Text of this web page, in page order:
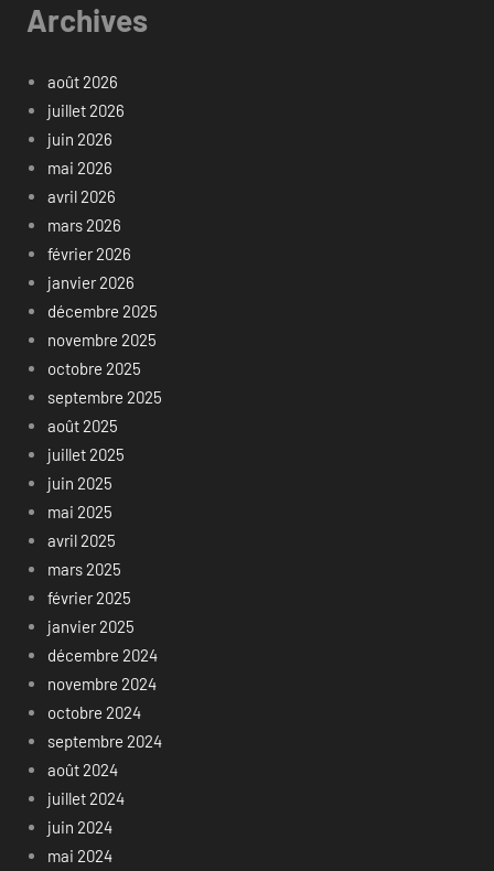
Archives
août 2026
juillet 2026
juin 2026
mai 2026
avril 2026
mars 2026
février 2026
janvier 2026
décembre 2025
novembre 2025
octobre 2025
septembre 2025
août 2025
juillet 2025
juin 2025
mai 2025
avril 2025
mars 2025
février 2025
janvier 2025
décembre 2024
novembre 2024
octobre 2024
septembre 2024
août 2024
juillet 2024
juin 2024
mai 2024